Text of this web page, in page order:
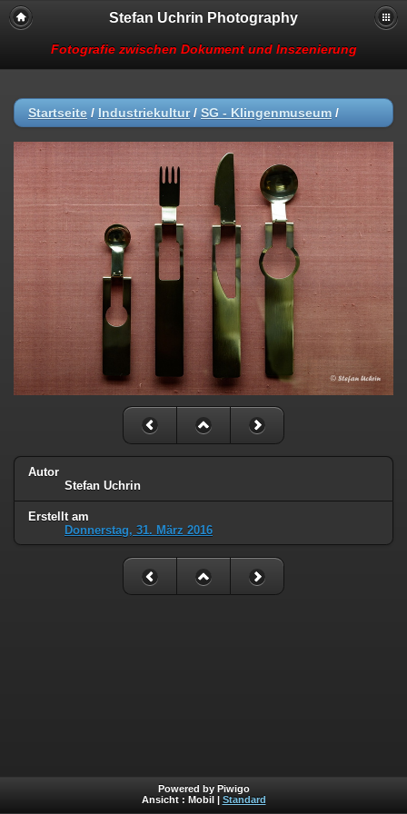
Stefan Uchrin Photography
Fotografie zwischen Dokument und Inszenierung
Startseite / Industriekultur/ SG - Klingenmuseum /
Autor
Stefan Uchrin
Erstellt am
Donnerstag, 31. März 2016
Powered by Piwigo
Ansicht : Mobil Standard